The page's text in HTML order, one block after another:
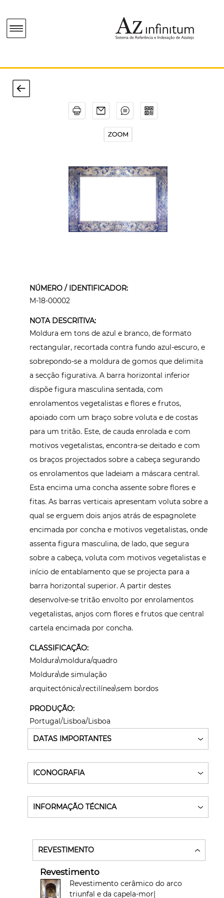
NÚMERO / IDENTIFICADOR:
M-18-00002
NOTA DESCRITIVA:
Moldura em tons de azul e branco, de formato
rectangular, recortada contra fundo azul-escuro, e
sobrepondo-se a moldura de gomos que delimita
a secção figurativa. A barra horizontal inferior
dispõe figura masculina sentada, com
enrolamentos vegetalistas e flores e frutos,
apoiado com um braço sobre voluta e de costas
para um tritão. Este, de cauda enrolada e com
motivos vegetalistas, encontra-se deitado e com
os braços projectados sobre a cabeça segurando
os enrolamentos que ladeiam a máscara central.
Esta encima uma concha assente sobre flores e
fitas. As barras verticais apresentam voluta sobre a
qual se erguem dois anjos atrás de espagnolete
encimada por concha e motivos vegetalistas, onde
assenta figura masculina, de lado, que segura
sobre a cabeça, voluta com motivos vegetalistas e
início de entablamento que se projecta para a
barra horizontal superior. A partir destes
desenvolve-se tritão envolto por enrolamentos
vegetalistas, anjos com flores e frutos que central
cartela encimada por concha.
CLASSIFICAÇÃO:
Moldura\moldura/quadro
Moldura\de simulação
arquitectónica\rectilínea\sem bordos
PRODUÇÃO:
Portugal/Lisboa/Lisboa
DATAS IMPORTANTES
ICONOGRAFIA
INFORMAÇÃO TÉCNICA
REVESTIMENTO
Revestimento
Revestimento cerâmico do arco
triunfal e da capela-mor|